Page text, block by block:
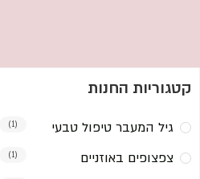
קטגוריות החנות
גיל המעבר טיפול טבעי (1)
צפצופים באוזניים (1)